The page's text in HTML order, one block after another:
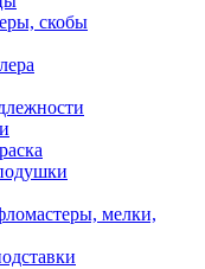
скобы
мелки,